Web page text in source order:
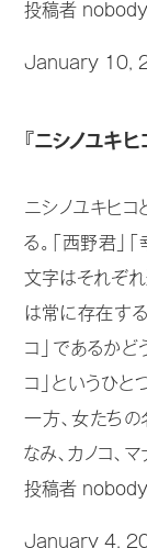
投稿者
January 10,
『ニシノユキ
ニシノユキヒ
る。「西野君」
文字はそれぞれ
は常に存在す
コ」であるかど
コ」というひと
一方、女たちの
なみ、カノコ、マ
投稿者
January 4,